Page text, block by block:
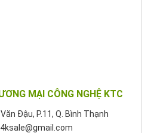
MẠI CÔNG NGHỆ KTC
Đậu, P.11, Q. Bình Thạnh